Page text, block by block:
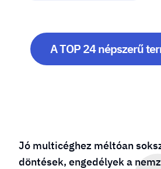
A TOP 24 népszerű
Jó multicéghez méltóan
döntések, engedélyek a